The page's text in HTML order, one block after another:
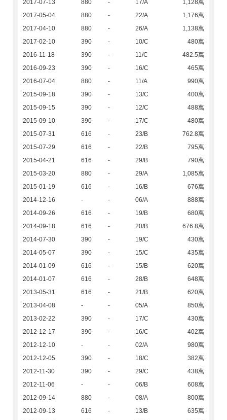
2017-07-13 880 - 17/A
1,128萬
2017-05-04
880 - 22/A
1,176萬
2017-04-10
880 - 26/A
1,138萬
2017-02-10
390 - 10/C
480萬
2016-11-18
390 - 11/C
482.5萬
2016-09-23
390 - 16/C
465萬
2016-07-04
880 - 11/A
990萬
2015-09-18
390 - 13/C
400萬
2015-09-15
390 - 12/C
488萬
2015-09-10
390 - 17/C
480萬
2015-07-31
616 - 23/B
762.8萬
2015-07-29
616 - 22/B
795萬
2015-04-21
616 - 29/B
790萬
2015-03-20
880 - 29/A
1,085萬
2015-01-19
616 - 16/B
676萬
2014-12-16
- - 06/A
888萬
2014-09-26
616 - 19/B
680萬
2014-09-18
616 - 20/B
676.8萬
2014-07-30
390 - 19/C
430萬
2014-05-07
390 - 15/C
435萬
2014-01-09
616 - 15/B
620萬
2014-01-07
616 - 28/B
648萬
2013-05-31
616 - 21/B
620萬
2013-04-08
- - 05/A
850萬
2013-02-22
390 - 17/C
430萬
2012-12-17
390 - 16/C
402萬
2012-12-10
- - 02/A
980萬
2012-12-05
390 - 18/C
382萬
2012-11-30
390 - 29/C
438萬
2012-11-06
- - 06/B
608萬
2012-09-14
880 - 08/A
800萬
2012-09-13
616 - 13/B
635萬